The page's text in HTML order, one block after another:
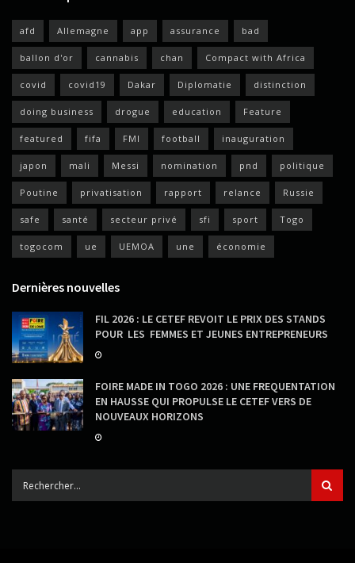
afd Allemagne app assurance bad
ballon d'or cannabis chan Compact with Africa
covid covid19 Dakar Diplomatie distinction
doing business drogue education Feature
featured fifa FMI football inauguration
japon mali Messi nomination pnd politique
Poutine privatisation rapport relance Russie
safe santé secteur privé sfi sport Togo
togocom ue UEMOA une économie
Dernières nouvelles
FIL 2026 : LE CETEF REVOIT LE PRIX DES STANDS
POUR LES FEMMES ET JEUNES ENTREPRENEURS
FOIRE MADE IN TOGO 2026 : UNE FREQUENTATION
EN HAUSSE QUI PROPULSE LE CETEF VERS DE
NOUVEAUX HORIZONS